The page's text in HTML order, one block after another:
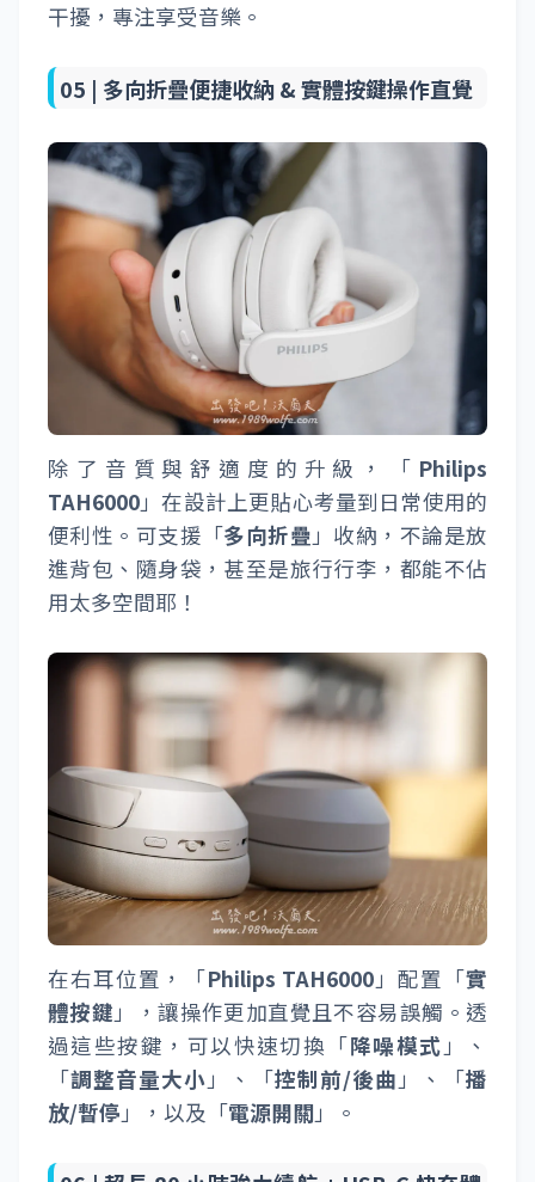
干擾，專注享受音樂。
05 | 多向折疊便捷收納 & 實體按鍵操作直覺
除了音質與舒適度的升級，「 Philips
TAH6000」在設計上更貼心考量到日常使用的
便利性。可支援「多向折疊」收納，不論是放
進背包、隨身袋，甚至是旅行行李，都能不佔
用太多空間耶！
在右耳位置，「Philips TAH6000 」配置「實
體按鍵 」，讓操作更加直覺且不容易誤觸。透
過這些按鍵，可以快速切換「降噪模式 」、
「調整音量大小 」、「控制前/後曲 」、「播
放/暫停 」，以及「電源開關 」。